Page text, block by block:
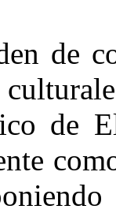
de
de